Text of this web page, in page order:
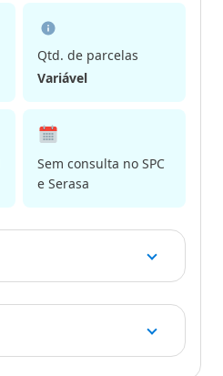
Qtd. de parcelas
Variável
Sem consulta no SPC
e Serasa